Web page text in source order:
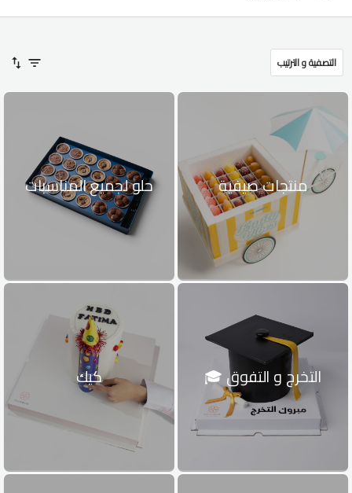
التصفية و الترتيب
منتجات صيفية حلو لجميع المناسبات
التخرج و التفوق 🎓 كيك